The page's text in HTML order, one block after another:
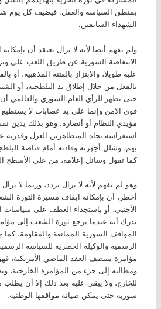
بمنطق السياسة والعقل. فيضيف كل يوم
الشهداء السابقين.
ولم يفهم أيضا لأنه لا يزال يعتقد أن
الانتفاضة السورية عن طريق اللعب على
عليه طويلا، والابتزاز بالفتنة المذهبية،
بالفعل من خلال إطلاق يد البلطجية، أو
حتى يظهر للرأي العام السوري والعالمي أن
قوى الامن وإنما على يد عصابات لا
مؤيدي النظام أو أنصاره. وهو بذلك يدين
استفراسه تجاه المتظاهرين العزل وقدرته
بهم، وشلل أجهزته وقادته أمام قناصة
كما تقول وسائل إعلامه، من على الأسطح
وهو لم يفهم لأنه لا يزال يردد، وربما لا
أخطر، أن بإمكانه ايقاف مسيرة الثورة
الأجنبي، أو باستجداء العطف على سياسات
يدرك أنه عندما يرجع ثورة الشعب إلى
المواقف السورية الممانعة والمقاومة،
الرسمية والوكيلة الحصرية للسياسة
مؤامرة منتصف العقد الماضي الأمريكية،
ومطالبه إلى جزء من المؤامرة
للخارج، ولا يبقى عليه بعد ذلك إلا أن
سورية حتى يمكن صيانة مواقفها الوطنية.